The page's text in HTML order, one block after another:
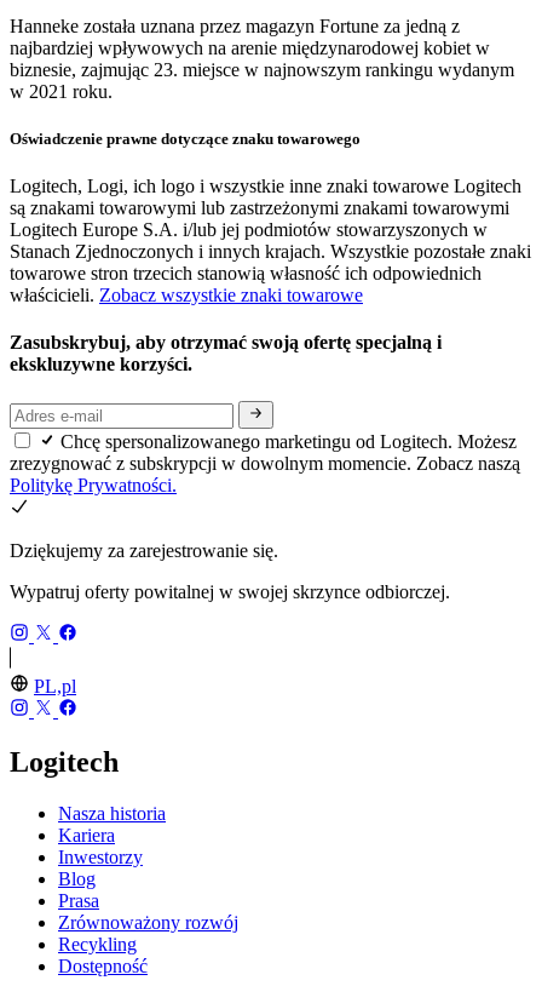
Hanneke została uznana przez magazyn Fortune za jedną z
najbardziej wpływowych na arenie międzynarodowej kobiet w
biznesie, zajmując 23. miejsce w najnowszym rankingu wydanym
w 2021 roku.
Oświadczenie prawne dotyczące znaku towarowego
Logitech, Logi, ich logo i wszystkie inne znaki towarowe Logitech
są znakami towarowymi lub zastrzeżonymi znakami towarowymi
Logitech Europe S.A. i/lub jej podmiotów stowarzyszonych w
Stanach Zjednoczonych i innych krajach. Wszystkie pozostałe znaki
towarowe stron trzecich stanowią własność ich odpowiednich
właścicieli. Zobacz wszystkie znaki towarowe
Zasubskrybuj, aby otrzymać swoją ofertę specjalną i
ekskluzywne korzyści.
Chcę spersonalizowanego marketingu od Logitech. Możesz
zrezygnować z subskrypcji w dowolnym momencie. Zobacz naszą
Politykę Prywatności.
Dziękujemy za zarejestrowanie się.
Wypatruj oferty powitalnej w swojej skrzynce odbiorczej.
PL,pl
Logitech
Nasza historia
Kariera
Inwestorzy
Blog
Prasa
Zrównoważony rozwój
Recykling
Dostępność